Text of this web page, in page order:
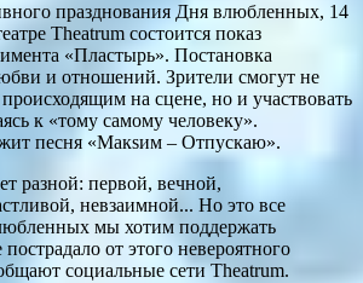
празднования Дня влюбленных, 14
Theatrum состоится показ
«Пластырь». Постановка
и отношений. Зрители смогут не
происходящим на сцене, но и участвовать
к «тому самому человеку».
песня «Макsим – Отпускаю».
разной: первой, вечной,
невзаимной... Но это все
мы хотим поддержать
пострадало от этого невероятного
социальные сети Theatrum.